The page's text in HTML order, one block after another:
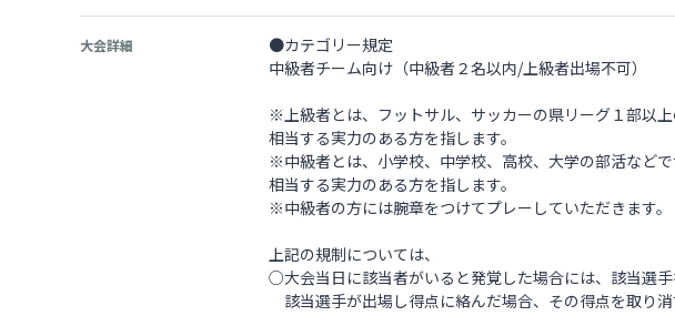
大会詳細
●カテゴリー規定
中級者チーム向け（中級者２名以内/上級者出場不可）
※上級者とは、フットサル、サッカーの県リーグ１部以
相当する実力のある方を指します。
※中級者とは、小学校、中学校、高校、大学の部活など
相当する実力のある方を指します。
※中級者の方には腕章をつけてプレーしていただきます。
上記の規制については、
○大会当日に該当者がいると発覚した場合には、該当選手
該当選手が出場し得点に絡んだ場合、その得点を取り消